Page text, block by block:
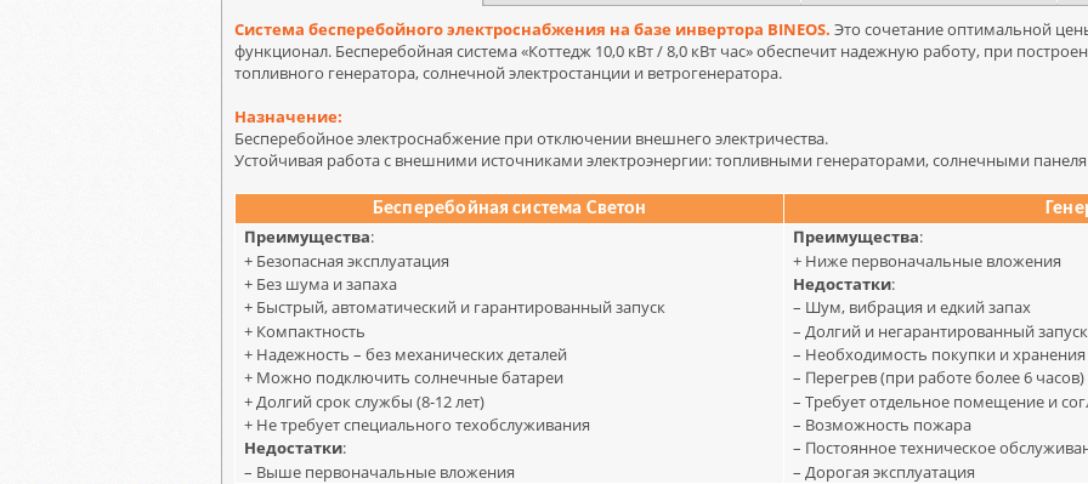
Система бесперебойного электроснабжения на базе инвертора BINEOS. Это сочетание оптимальной
функционал. Бесперебойная система «Коттедж 10,0 кВт / 8,0 кВт час» обеспечит надежную работу, при
топливного генератора, солнечной электростанции и ветрогенератора.
Назначение:
Бесперебойное электроснабжение при отключении внешнего электричества.
Устойчивая работа с внешними источниками электроэнергии: топливными генераторами, солнечными
Бесперебойная система Светон
Преимущества:
+ Безопасная эксплуатация
+ Без шума и запаха
+ Быстрый, автоматический и гарантированный запуск
+ Компактность
+ Надежность – без механических деталей
+ Можно подключить солнечные батареи
+ Долгий срок службы (8-12 лет)
+ Не требует специального техобслуживания
Недостатки:
– Выше первоначальные вложения
Преимущества:
+ Ниже первоначальные вложения
Недостатки:
– Шум, вибрация и едкий запах
– Долгий и негарантированный запуск
– Необходимость покупки и
– Перегрев (при работе более 6 часов)
– Требует отдельное помещение и
– Возможность пожара
– Постоянное техническое
– Дорогая эксплуатация